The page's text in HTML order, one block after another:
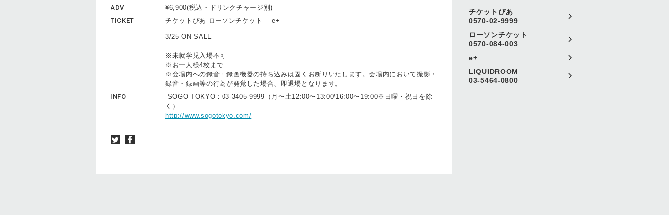
チケットぴあ
0570-02-9999
ローソンチケット
0570-084-003
e+
LIQUIDROOM
03-5464-0800
ADV
¥6,900(税込・ドリンクチャージ別)
TICKET
チケットぴあ ローソンチケット e+
3/25 ON SALE
※未就学児入場不可
※お一人様4枚まで
※会場内への録音・録画機器の持ち込みは固くお断りいたします。会場内において撮影・
録音・録画等の行為が発覚した場合、即退場となります。
INFO
SOGO TOKYO：03-3405-9999（月〜土12:00〜13:00/16:00〜19:00※日曜・祝日を除
く）
http://www.sogotokyo.com/